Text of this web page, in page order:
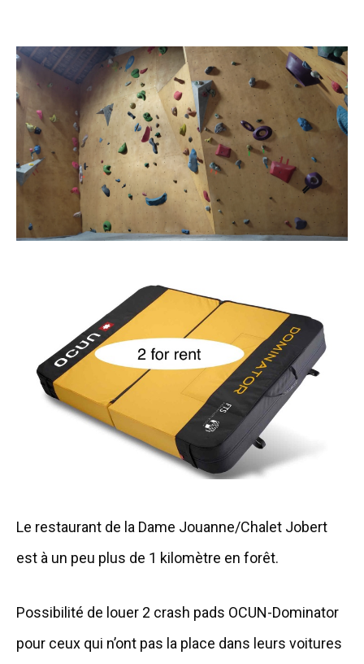
Le restaurant de la Dame Jouanne/Chalet Jobert
est à un peu plus de 1 kilomètre en forêt.
Possibilité de louer 2 crash pads OCUN-Dominator
pour ceux qui n’ont pas la place dans leurs voitures